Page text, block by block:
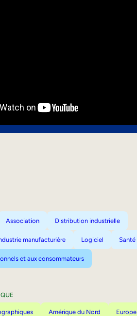
Association Distribution industrielle
manufacturière Logiciel Santé
et aux consommateurs
Amérique du Nord Europe